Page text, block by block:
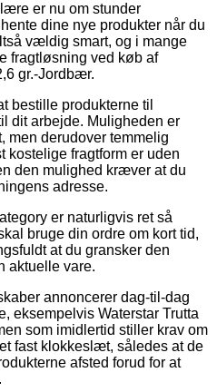
er nu om stunder
dine nye produkter når du
vældig smart, og i mange
fragtløsning ved køb af
gr.-Jordbær.
bestille produkterne til
dit arbejde. Muligheden er
men derudover temmelig
fragtform er uden
den mulighed kræver at du
adresse.
er naturligvis ret så
bruge din ordre om kort tid,
at du gransker den
aktuelle vare.
annoncerer dag-til-dag
eksempelvis Waterstar Trutta
som imidlertid stiller krav om
fast klokkeslæt, således at de
afsted forud for at